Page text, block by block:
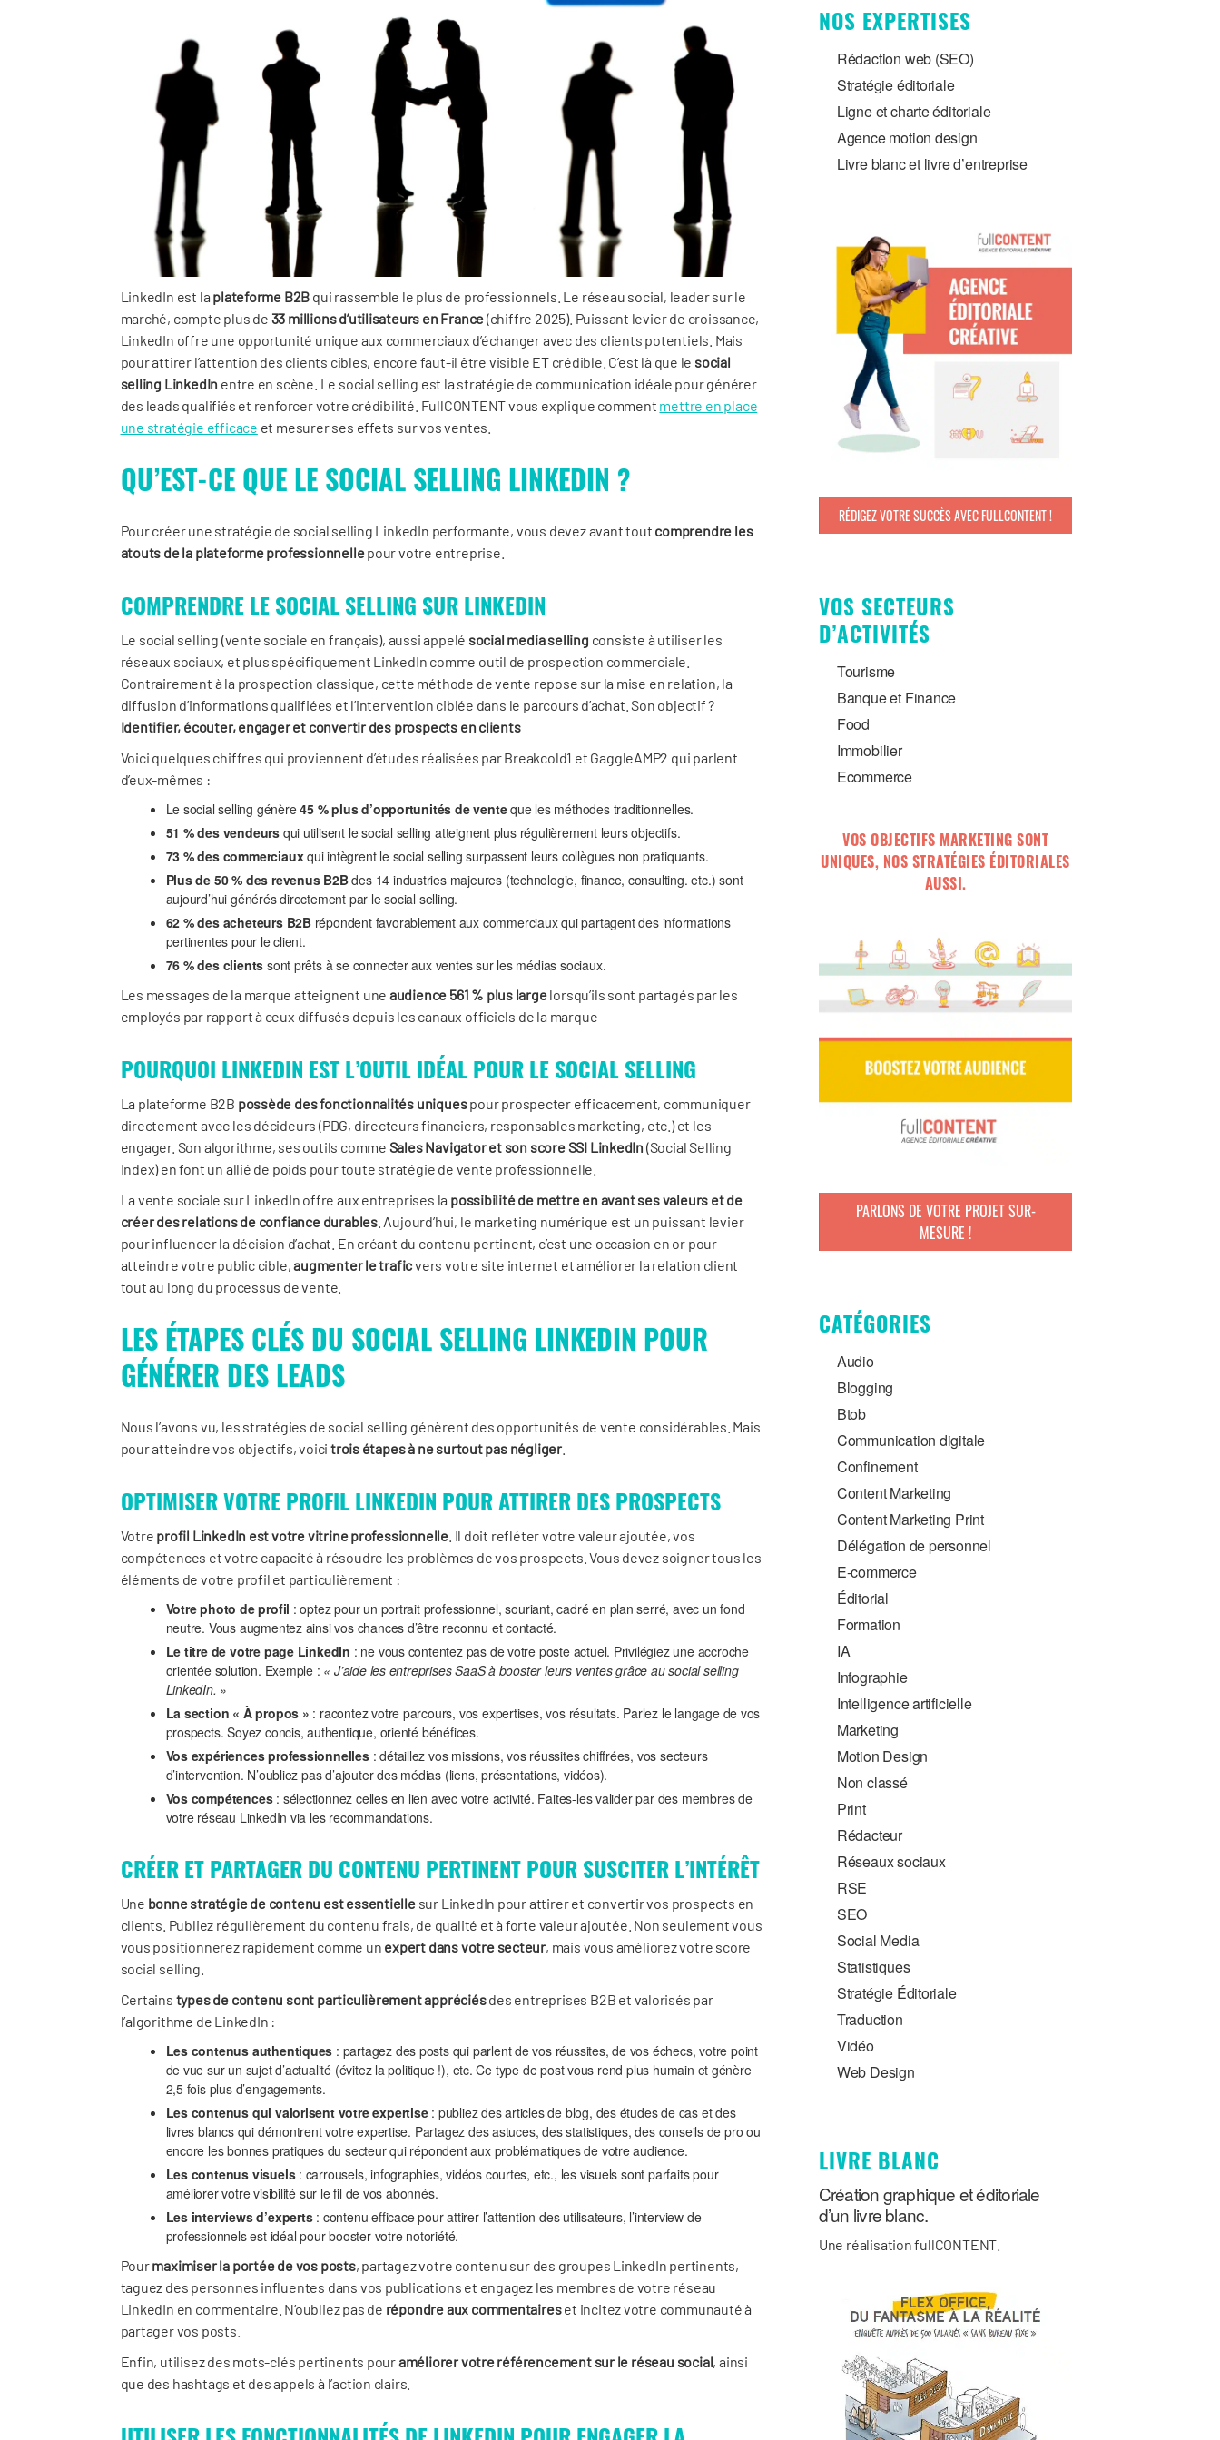
LinkedIn est la plateforme B2B qui rassemble le plus de professionnels. Le réseau social, leader sur le
marché, compte plus de 33 millions d’utilisateurs en France(chiffre 2025). Puissant levier de croissance,
LinkedIn offre une opportunité unique aux commerciaux d’échanger avec des clients potentiels. Mais
pour attirer l’attention des clients cibles, encore faut-il être visible ET crédible. C’est là que le social
selling LinkedIn entre en scène. Le social selling est la stratégie de communication idéale pour générer
des leads qualifiés et renforcer votre crédibilité. FullCONTENT vous explique comment mettre en place
une stratégie efficace et mesurer ses effets sur vos ventes.
QU’EST-CE QUE LE SOCIAL SELLING LINKEDIN ?
Pour créer une stratégie de social selling LinkedIn performante, vous devez avant tout comprendre les
atouts de la plateforme professionnellepour votre entreprise.
COMPRENDRE LE SOCIAL SELLING SUR LINKEDIN
Le social selling (vente sociale en français), aussi appelé social media selling consiste à utiliser les
réseaux sociaux, et plus spécifiquement LinkedIn comme outil de prospection commerciale.
Contrairement à la prospection classique, cette méthode de vente repose sur la mise en relation, la
diffusion d’informations qualifiées et l’intervention ciblée dans le parcours d’achat. Son objectif ?
Identifier, écouter, engager et convertir des prospects en clients
Voici quelques chiffres qui proviennent d’études réalisées par Breakcold1 et GaggleAMP2 qui parlent
d’eux-mêmes :
Le social selling génère45 % plus d’opportunités de venteque les méthodes traditionnelles.
51 % des vendeursqui utilisent le social selling atteignent plus régulièrement leurs objectifs.
73 % des commerciauxqui intègrent le social selling surpassent leurs collègues non pratiquants.
Plus de 50 % des revenus B2Bdes 14 industries majeures (technologie, finance, consulting. etc.) sont
aujourd’hui générés directement par le social selling.
62 % des acheteurs B2Brépondent favorablement aux commerciaux qui partagent des informations
pertinentes pour le client.
76 % des clients sont prêts à se connecter aux ventes sur les médias sociaux.
Les messages de la marque atteignent une audience 561 % plus largelorsqu’ils sont partagés par les
employés par rapport à ceux diffusés depuis les canaux officiels de la marque
POURQUOI LINKEDIN EST L’OUTIL IDÉAL POUR LE SOCIAL SELLING
La plateforme B2B possède des fonctionnalités uniquespour prospecter efficacement, communiquer
directement avec les décideurs (PDG, directeurs financiers, responsables marketing, etc.) et les
engager. Son algorithme, ses outils comme Sales Navigator et son score SSI LinkedIn (Social Selling
Index) en font un allié de poids pour toute stratégie de vente professionnelle.
La vente sociale sur LinkedIn offre aux entreprises la possibilité de mettre en avant ses valeurs et de
créer des relations de confiance durables. Aujourd’hui, le marketing numérique est un puissant levier
pour influencer la décision d’achat. En créant du contenu pertinent, c’est une occasion en or pour
atteindre votre public cible,augmenter le traficvers votre site internet et améliorer la relation client
tout au long du processus de vente.
LES ÉTAPES CLÉS DU SOCIAL SELLING LINKEDIN POUR
GÉNÉRER DES LEADS
Nous l’avons vu, les stratégies de social selling génèrent des opportunités de vente considérables. Mais
pour atteindre vos objectifs, voici trois étapes à ne surtout pas négliger.
OPTIMISER VOTRE PROFIL LINKEDIN POUR ATTIRER DES PROSPECTS
Votre profil LinkedIn est votre vitrine professionnelle. Il doit refléter votre valeur ajoutée, vos
compétences et votre capacité à résoudre les problèmes de vos prospects. Vous devez soigner tous les
éléments de votre profil et particulièrement :
Votre photo de profil : optez pour un portrait professionnel, souriant, cadré en plan serré, avec un fond
neutre. Vous augmentez ainsi vos chances d’être reconnu et contacté.
Le titre de votre page LinkedIn : ne vous contentez pas de votre poste actuel. Privilégiez une accroche
orientée solution. Exemple : « J’aide les entreprises SaaS à booster leurs ventes grâce au social selling
LinkedIn. »
La section « À propos » : racontez votre parcours, vos expertises, vos résultats. Parlez le langage de vos
prospects. Soyez concis, authentique, orienté bénéfices.
Vos expériences professionnelles : détaillez vos missions, vos réussites chiffrées, vos secteurs
d’intervention. N’oubliez pas d’ajouter des médias (liens, présentations, vidéos).
Vos compétences : sélectionnez celles en lien avec votre activité. Faites-les valider par des membres de
votre réseau LinkedIn via les recommandations.
CRÉER ET PARTAGER DU CONTENU PERTINENT POUR SUSCITER L’INTÉRÊT
Une bonne stratégie de contenu est essentiellesur LinkedIn pour attirer et convertir vos prospects en
clients. Publiez régulièrement du contenu frais, de qualité et à forte valeur ajoutée. Non seulement vous
vous positionnerez rapidement comme un expert dans votre secteur, mais vous améliorez votre score
social selling.
Certains types de contenu sont particulièrement appréciésdes entreprises B2B et valorisés par
l’algorithme de LinkedIn :
Les contenus authentiques : partagez des posts qui parlent de vos réussites, de vos échecs, votre point
de vue sur un sujet d’actualité (évitez la politique !), etc. Ce type de post vous rend plus humain et génère
2,5 fois plus d’engagements.
Les contenus qui valorisent votre expertise : publiez des articles de blog, des études de cas et des
livres blancs qui démontrent votre expertise. Partagez des astuces, des statistiques, des conseils de pro ou
encore les bonnes pratiques du secteur qui répondent aux problématiques de votre audience.
Les contenus visuels : carrousels, infographies, vidéos courtes, etc., les visuels sont parfaits pour
améliorer votre visibilité sur le fil de vos abonnés.
Les interviews d’experts : contenu efficace pour attirer l’attention des utilisateurs, l’interview de
professionnels est idéal pour booster votre notoriété.
Pourmaximiser la portée de vos posts, partagez votre contenu sur des groupes LinkedIn pertinents,
taguez des personnes influentes dans vos publications et engagez les membres de votre réseau
LinkedIn en commentaire. N’oubliez pas de répondre aux commentaireset incitez votre communauté à
partager vos posts.
Enfin, utilisez des mots-clés pertinents pouraméliorer votre référencement sur le réseau social, ainsi
que des hashtags et des appels à l’action clairs.
NOS EXPERTISES
Rédaction web (SEO)
Stratégie éditoriale
Ligne et charte éditoriale
Agence motion design
Livre blanc et livre d’entreprise
RÉDIGEZ VOTRE SUCCÈS AVEC FULLCONTENT !
VOS SECTEURS
D’ACTIVITÉS
Tourisme
Banque et Finance
Food
Immobilier
Ecommerce
VOS OBJECTIFS MARKETING SONT
UNIQUES, NOS STRATÉGIES ÉDITORIALES
AUSSI.
PARLONS DE VOTRE PROJET SUR-
MESURE !
CATÉGORIES
Audio
Blogging
Btob
Communication digitale
Confinement
Content Marketing
Content Marketing Print
Délégation de personnel
E-commerce
Éditorial
Formation
IA
Infographie
Intelligence artificielle
Marketing
Motion Design
Non classé
Print
Rédacteur
Réseaux sociaux
RSE
SEO
Social Media
Statistiques
Stratégie Éditoriale
Traduction
Vidéo
Web Design
LIVRE BLANC
Création graphique et éditoriale
d’un livre blanc.
Une réalisation fullCONTENT.